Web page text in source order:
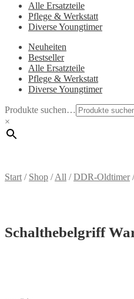
Alle Ersatzteile
Pflege & Werkstatt
Diverse Youngtimer
Neuheiten
Bestseller
Alle Ersatzteile
Pflege & Werkstatt
Diverse Youngtimer
Produkte suchen…
×
Start / Shop /All /DDR-Oldtimer
Schalthebelgriff